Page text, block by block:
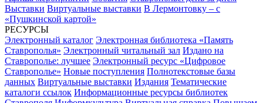
Выставки Виртуальные выставки В Лермонтовку – с
«Пушкинской картой»
РЕСУРСЫ
Электронный каталог Электронная библиотека «Память
Ставрополья» Электронный читальный зал Издано на
Ставрополье: лучшее Электронный ресурс «Цифровое
Ставрополье» Новые поступления Полнотекстовые базы
данных Виртуальные выставки Издания Тематические
каталоги ссылок Информационные ресурсы библиотек